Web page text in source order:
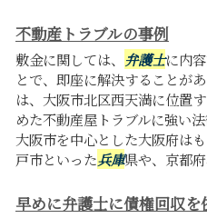
不動産トラブルの事例
敷金に関しては、 弁護士に内
とで、即座に解決することが
は、大阪市北区西天満に位置
めた不動産屋トラブルに強い
大阪市を中心とした大阪府は
戸市といった兵庫県や、京都
早めに弁護士に債権回収